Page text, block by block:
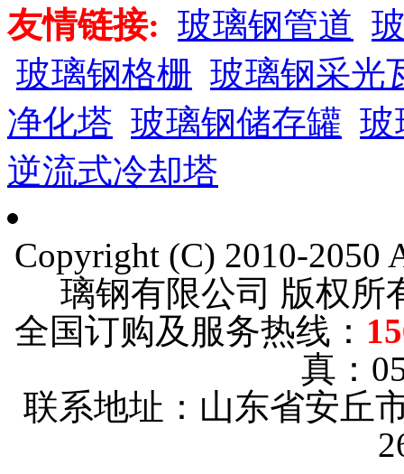
友情链接: 玻璃钢管道
玻璃钢格栅 玻璃钢采光
净化塔 玻璃钢储存罐 玻
逆流式冷却塔
Copyright (C) 2010-2050
璃钢有限公司 版权
全国订购及服务热线：
真：
联系地址：山东省安丘